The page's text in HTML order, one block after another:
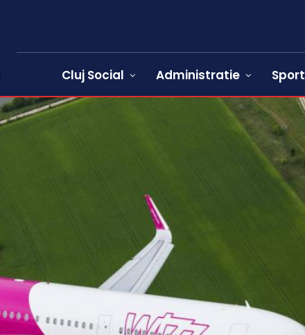
Cluj Social Administratie Sport